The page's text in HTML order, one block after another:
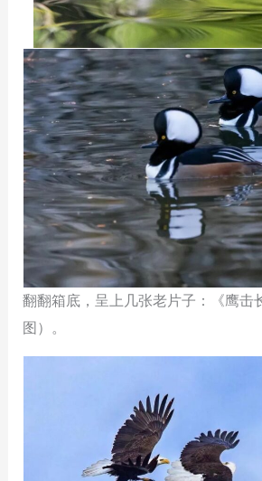
翻翻箱底，呈上几张老片子：《鹰击
图）。